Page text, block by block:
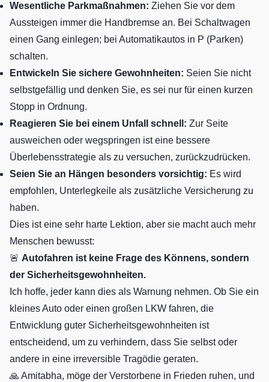
Wesentliche Parkmaßnahmen: Ziehen Sie vor dem
Aussteigen immer die Handbremse an. Bei Schaltwagen
einen Gang einlegen; bei Automatikautos in P (Parken)
schalten.
Entwickeln Sie sichere Gewohnheiten: Seien Sie nicht
selbstgefällig und denken Sie, es sei nur für einen kurzen
Stopp in Ordnung.
Reagieren Sie bei einem Unfall schnell: Zur Seite
ausweichen oder wegspringen ist eine bessere
Überlebensstrategie als zu versuchen, zurückzudrücken.
Seien Sie an Hängen besonders vorsichtig: Es wird
empfohlen, Unterlegkeile als zusätzliche Versicherung zu
haben.
Dies ist eine sehr harte Lektion, aber sie macht auch mehr
Menschen bewusst:
🚨 Autofahren ist keine Frage des Könnens, sondern
der Sicherheitsgewohnheiten.
Ich hoffe, jeder kann dies als Warnung nehmen. Ob Sie ein
kleines Auto oder einen großen LKW fahren, die
Entwicklung guter Sicherheitsgewohnheiten ist
entscheidend, um zu verhindern, dass Sie selbst oder
andere in eine irreversible Tragödie geraten.
🙏 Amitabha, möge der Verstorbene in Frieden ruhen, und